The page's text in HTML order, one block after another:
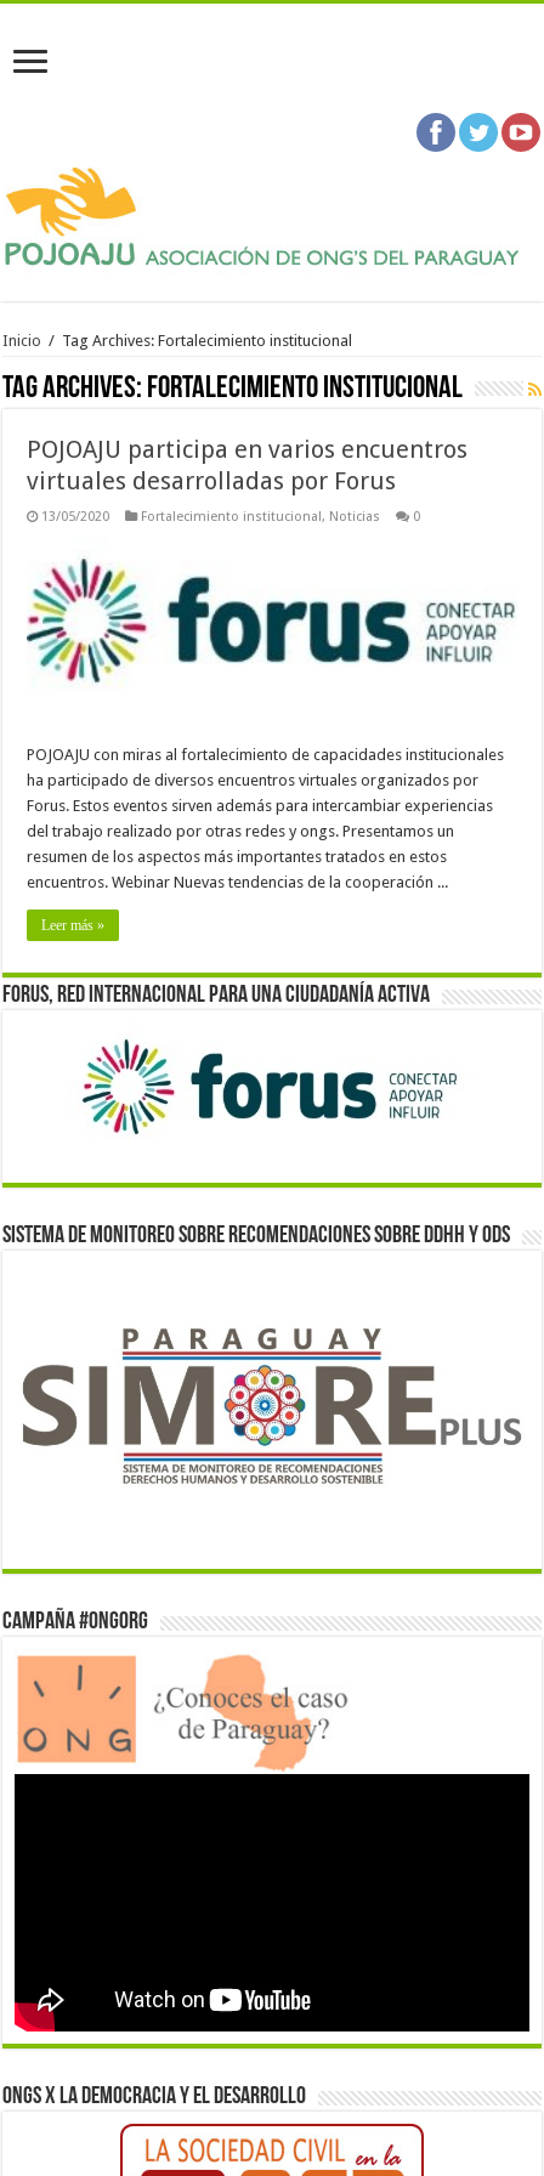
Inicio / Tag Archives: Fortalecimiento institucional
Tag Archives: Fortalecimiento institucional
POJOAJU participa en varios encuentros
virtuales desarrolladas por Forus
13/05/2020 Fortalecimiento institucional, Noticias 0
POJOAJU con miras al fortalecimiento de capacidades institucionales
ha participado de diversos encuentros virtuales organizados por
Forus. Estos eventos sirven además para intercambiar experiencias
del trabajo realizado por otras redes y ongs. Presentamos un
resumen de los aspectos más importantes tratados en estos
encuentros. Webinar Nuevas tendencias de la cooperación ...
Leer más »
Forus, red internacional para una ciudadanía activa
Sistema de monitoreo sobre recomendaciones sobre DDHH y ODS
Campaña #ONGorg
ONGs x la democracia y el desarrollo